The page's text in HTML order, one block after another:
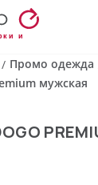
и
/ Промо одежда
мужская